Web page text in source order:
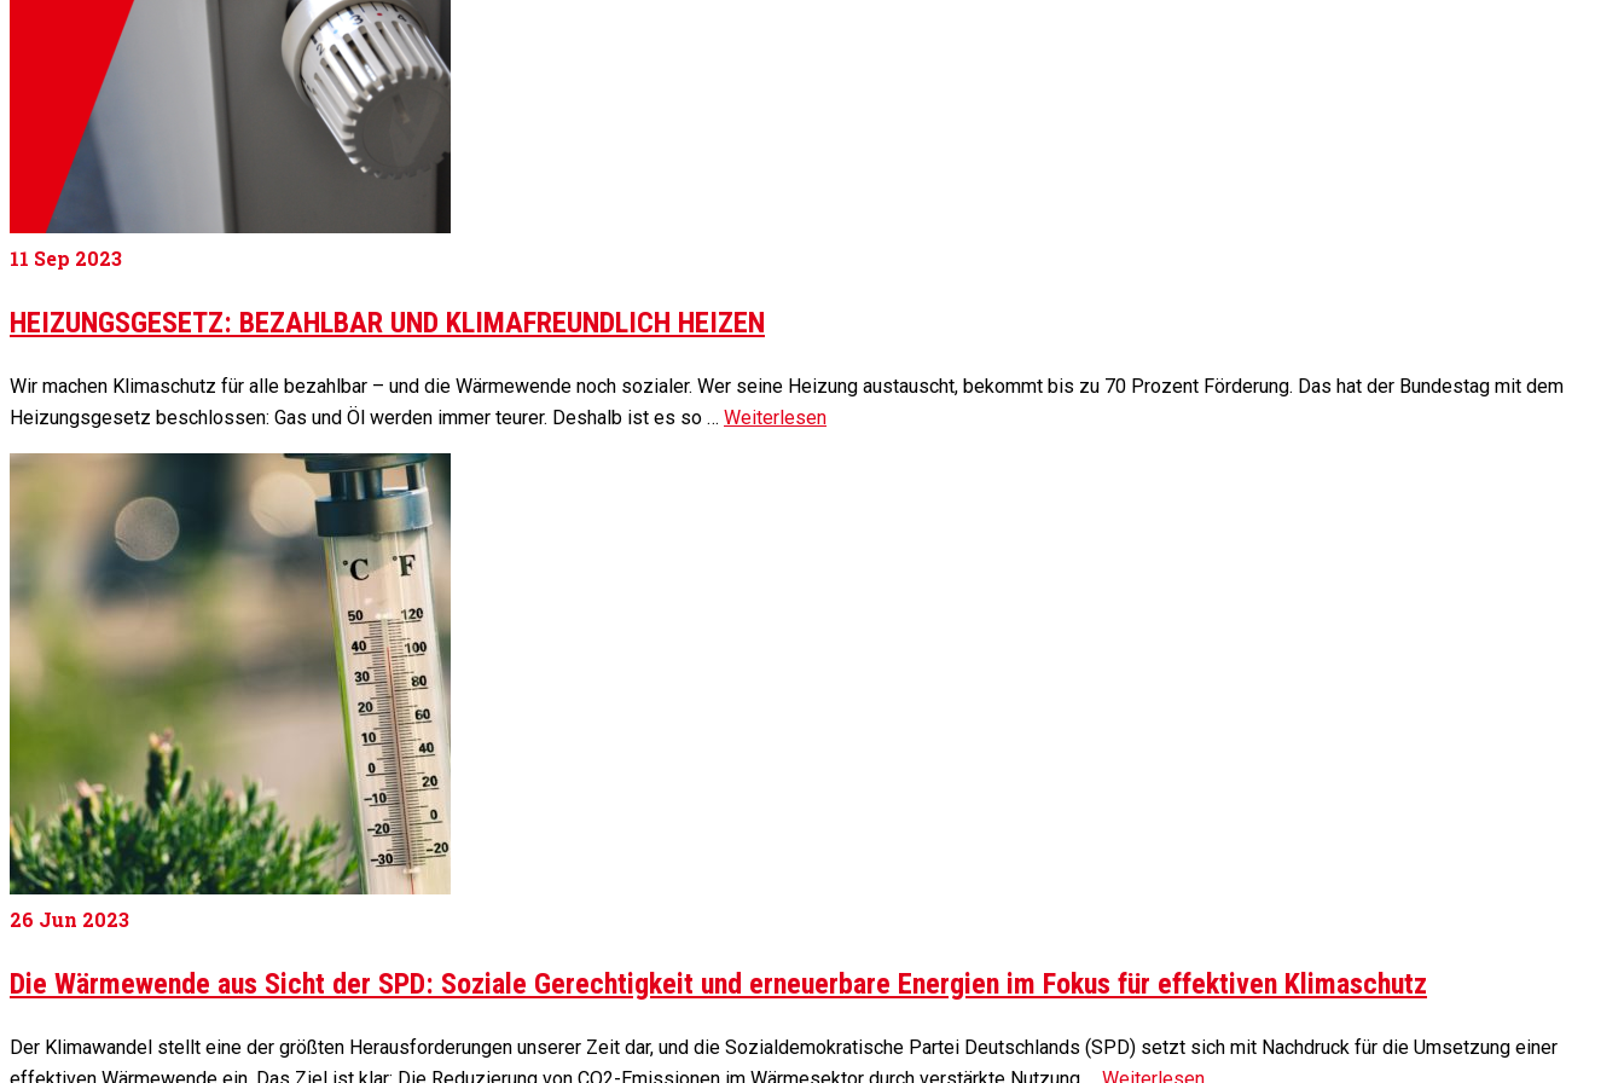
11 Sep 2023
HEIZUNGSGESETZ: BEZAHLBAR UND KLIMAFREUNDLICH HEIZEN
Wir machen Klimaschutz für alle bezahlbar – und die Wärmewende noch sozialer. Wer seine Heizung austauscht, bekommt bis zu 70 Prozent Förderung. Das hat der Bundestag mit dem
Heizungsgesetz beschlossen: Gas und Öl werden immer teurer. Deshalb ist es so … Weiterlesen
26 Jun 2023
Die Wärmewende aus Sicht der SPD: Soziale Gerechtigkeit und erneuerbare Energien im Fokus für effektiven Klimaschutz
Der Klimawandel stellt eine der größten Herausforderungen unserer Zeit dar, und die Sozialdemokratische Partei Deutschlands (SPD) setzt sich mit Nachdruck für die Umsetzung einer